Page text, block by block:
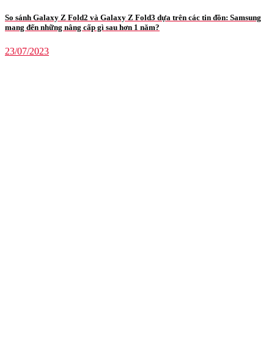
So sánh Galaxy Z Fold2 và Galaxy Z Fold3 dựa trên các tin đồn: Samsung
mang đến những nâng cấp gì sau hơn 1 năm?
23/07/2023